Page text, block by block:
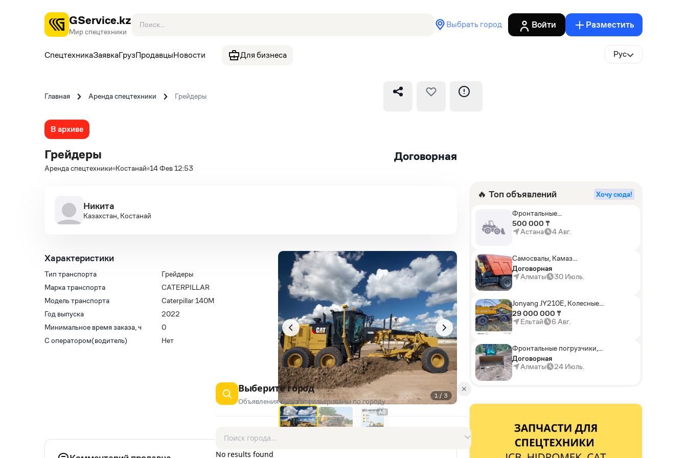
GService.kz
Мир спецтехники
Выбрать город Войти Разместить
СпецтехникаЗаявкаГрузПродавцыНовости Для бизнеса Рус
Главная Аренда спецтехники Грейдеры
В архиве
Грейдеры
Аренда спецтехники Костанай 14 Фев 12:53
Договорная
Никита
Казахстан, Костанай
Характеристики
Тип транспорта
Грейдеры
Марка транспорта
CATERPILLAR
Модель транспорта
Caterpillar 140M
Год выпуска
2022
Минимальное время заказа, ч
0
С оператором(водитель)
Нет
1 / 3
AD
🔥 Топ объявлений Хочу сюда!
Фронтальные
погрузчики,Экскаваторы-
погрузчики,Мини-
погрузчики,Горные
500 000 ₸
Астана
4 Авг.
Самосвалы, Камаз
АГП-29РТ (шасси
KАМАЗ-43114 6x6)
Договорная
Алматы
30 Июль.
Jonyang JY210E, Колесные
экскаваторы
29 000 000 ₸
Ельтай
6 Авг.
Фронтальные погрузчики,
Sunward ZYJ 320
Договорная
Алматы
24 Июль.
✕
Выберите город
Объявления будут отфильтрованы по городу
No results found